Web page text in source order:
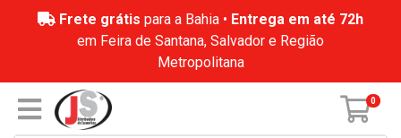
Frete grátis para a Bahia • Entrega em até 72h
em Feira de Santana, Salvador e Região
Metropolitana
0